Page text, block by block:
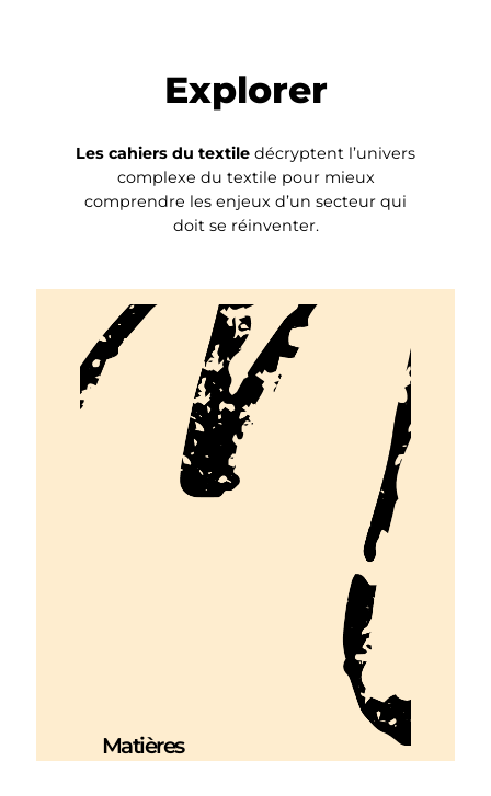
Explorer
Les cahiers du textile décryptent l’univers
complexe du textile pour mieux
comprendre les enjeux d’un secteur qui
doit se réinventer.
Matières